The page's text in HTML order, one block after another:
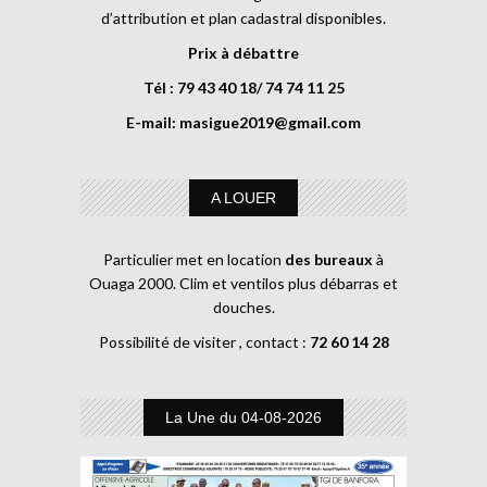
d’attribution et plan cadastral disponibles.
Prix à débattre
Tél : 79 43 40 18/ 74 74 11 25
E-mail: masigue2019@gmail.com
A LOUER
Particulier met en location des bureaux à
Ouaga 2000. Clim et ventilos plus débarras et
douches.
Possibilité de visiter , contact : 72 60 14 28
La Une du 04-08-2026